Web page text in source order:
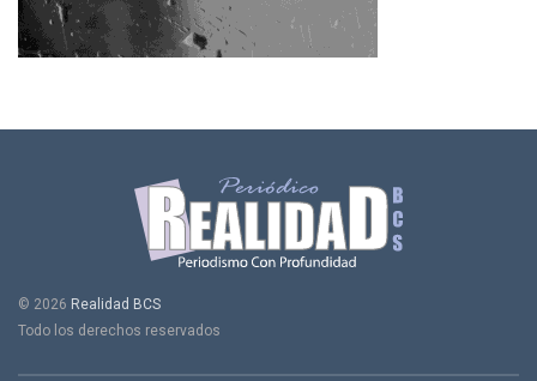
© 2026 Realidad BCS
Todo los derechos reservados